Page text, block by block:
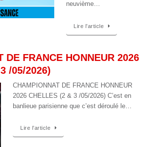
neuvième…
Lire l’article
DE FRANCE HONNEUR 2026
/05/2026)
CHAMPIONNAT DE FRANCE HONNEUR
2026 CHELLES (2 & 3 /05/2026) C’est en
banlieue parisienne que c’est déroulé le…
Lire l’article